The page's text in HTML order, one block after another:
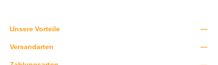
Unsere Vorteile
Versandarten